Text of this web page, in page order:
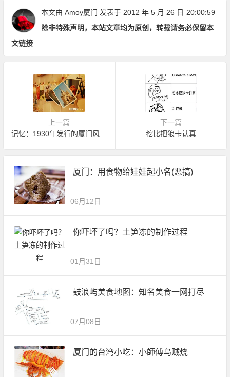
本文由 Amoy厦门 发表于 2012 年 5 月 26 日 20:00:59
除非特殊声明，本站文章均为原创，转载请务必保留本
文链接
上一篇
记忆：1930年发行的厦门风景明信片
下一篇
挖比把狼卡认真
厦门：用食物给娃娃起小名(恶搞)
06月12日
你吓坏了吗？土笋冻的制作过程
01月31日
鼓浪屿美食地图：知名美食一网打尽
07月08日
厦门的台湾小吃：小師傅乌贼烧